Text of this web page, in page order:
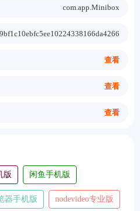
com.app.Minibox
查看
查看
查看
版 闲鱼手机版
器手机版 nodevideo专业版